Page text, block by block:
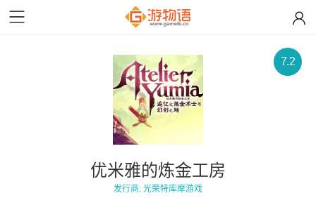
7.2
优米雅的炼金工房
发行商: 光荣特库摩游戏